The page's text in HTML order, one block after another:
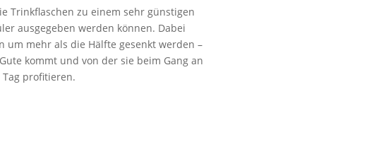
Trinkflaschen zu einem sehr günstigen
ausgegeben werden können. Dabei
um mehr als die Hälfte gesenkt werden –
kommt und von der sie beim Gang an
profitieren.